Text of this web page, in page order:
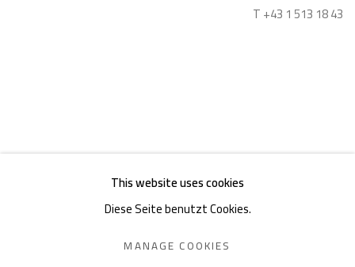
T +43 1 513 18 43
Impressum
This website uses cookies
Diese Seite benutzt Cookies.
MANAGE COOKIES